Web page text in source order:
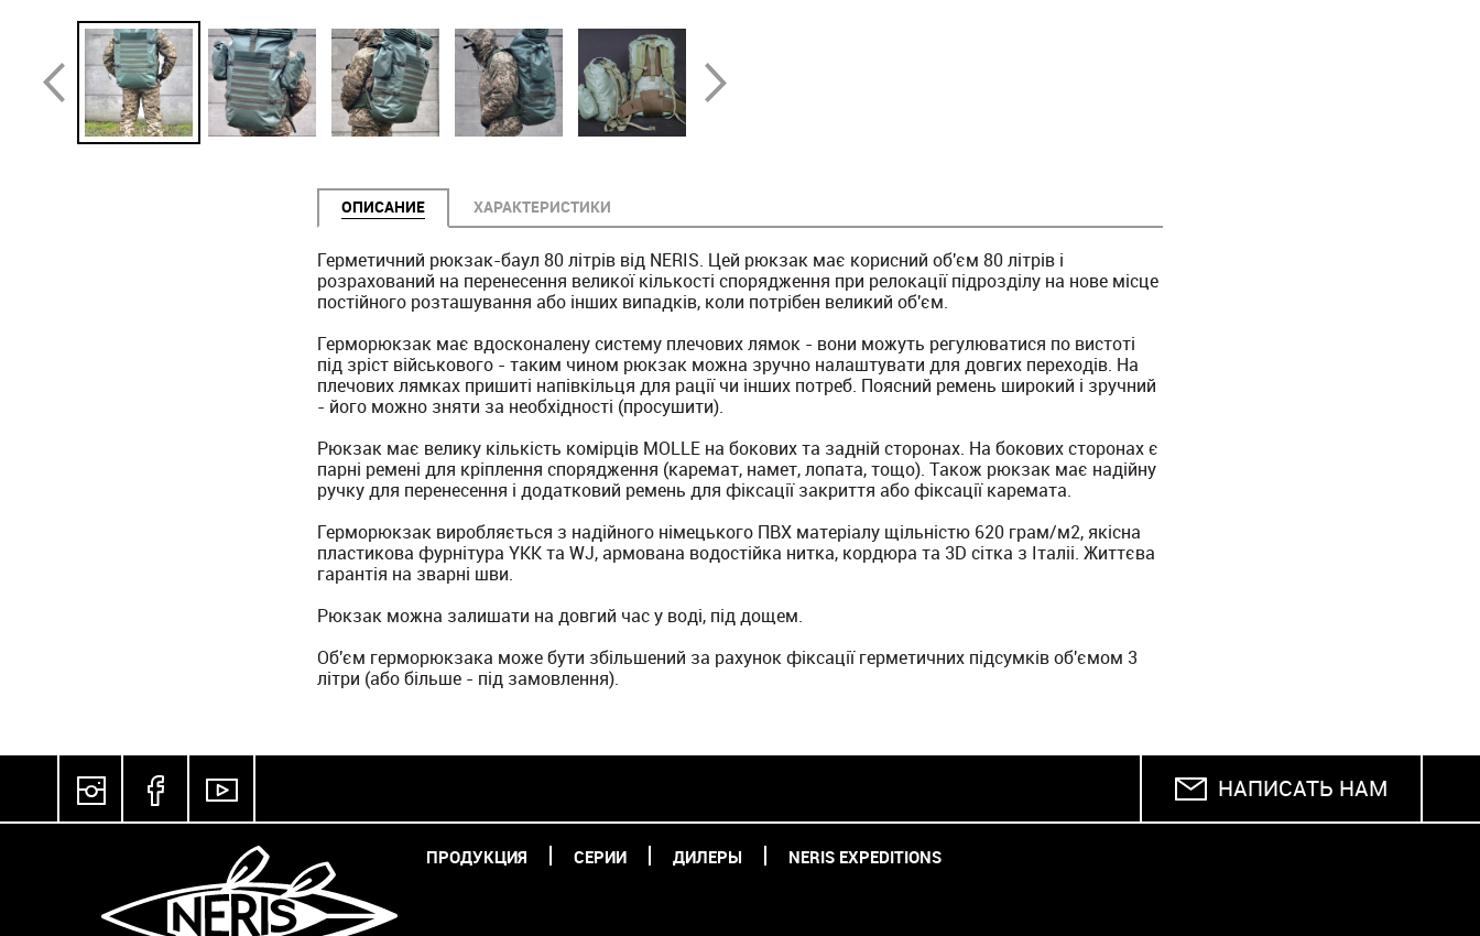
ОПИСАНИЕ ХАРАКТЕРИСТИКИ
Герметичний рюкзак-баул 80 літрів від NERIS. Цей рюкзак має корисний об'єм 80 літрів і
розрахований на перенесення великої кількості спорядження при релокації підрозділу на нове місце
постійного розташування або інших випадків, коли потрібен великий об'єм.
Герморюкзак має вдосконалену систему плечових лямок - вони можуть регулюватися по вистоті
під зріст військового - таким чином рюкзак можна зручно налаштувати для довгих переходів. На
плечових лямках пришиті напівкільця для рації чи інших потреб. Поясний ремень широкий і зручний
- його можно зняти за необхідності (просушити).
Рюкзак має велику кількість комірців MOLLE на бокових та задній сторонах. На бокових сторонах є
парні ремені для кріплення спорядження (каремат, намет, лопата, тощо). Також рюкзак має надійну
ручку для перенесення і додатковий ремень для фіксації закриття або фіксації каремата.
Герморюкзак виробляється з надійного німецького ПВХ матеріалу щільністю 620 грам/м2, якісна
пластикова фурнітура YKK та WJ, армована водостійка нитка, кордюра та 3D сітка з Італіі. Життєва
гарантія на зварні шви.
Рюкзак можна залишати на довгий час у воді, під дощем.
Об'єм герморюкзака може бути збільшений за рахунок фіксації герметичних підсумків об'ємом 3
літри (або більше - під замовлення).
НАПИСАТЬ НАМ
ПРОДУКЦИЯ СЕРИИ ДИЛЕРЫ NERIS EXPEDITIONS